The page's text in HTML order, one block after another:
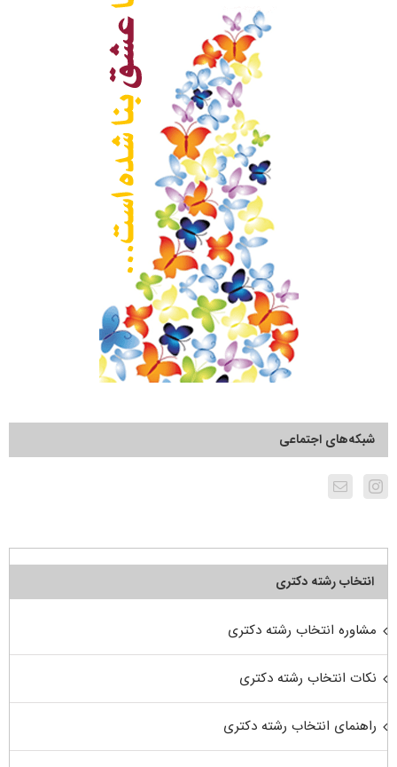
شبکه‌های اجتماعی
انتخاب رشته دکتری
مشاوره انتخاب رشته دکتری
نکات انتخاب رشته دکتری
راهنمای انتخاب رشته دکتری